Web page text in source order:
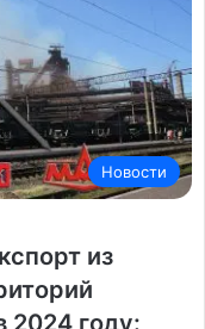
Новости
из